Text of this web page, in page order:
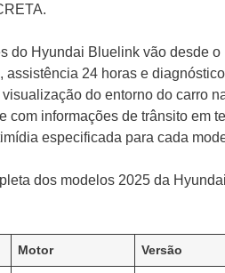
do Hyundai Bluelink vão desde o
assistência 24 horas e
do entorno do carro
com informações de trânsito em
especificada para cada
dos modelos 2025 da
Motor Versão